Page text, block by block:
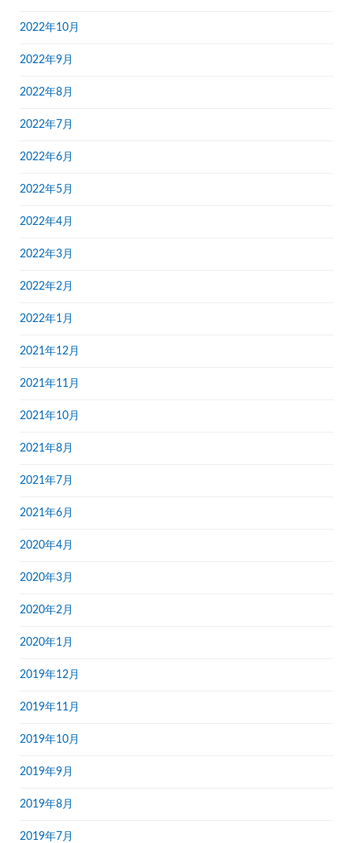
2022年10月
2022年9月
2022年8月
2022年7月
2022年6月
2022年5月
2022年4月
2022年3月
2022年2月
2022年1月
2021年12月
2021年11月
2021年10月
2021年8月
2021年7月
2021年6月
2020年4月
2020年3月
2020年2月
2020年1月
2019年12月
2019年11月
2019年10月
2019年9月
2019年8月
2019年7月